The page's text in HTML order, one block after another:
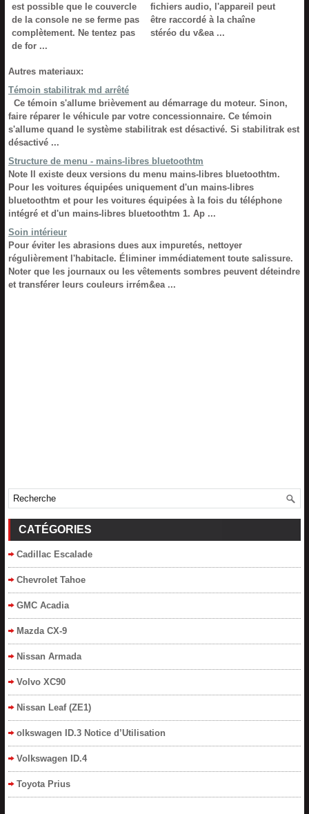
est possible que le couvercle
de la console ne se ferme pas
complètement. Ne tentez pas
de for ...
fichiers audio, l'appareil peut
être raccordé à la chaîne
stéréo du v&ea ...
Autres materiaux:
Témoin stabilitrak md arrêté
Ce témoin s'allume brièvement au démarrage du moteur. Sinon,
faire réparer le véhicule par votre concessionnaire. Ce témoin
s'allume quand le système stabilitrak est désactivé. Si stabilitrak est
désactivé ...
Structure de menu - mains-libres bluetoothtm
Note Il existe deux versions du menu mains-libres bluetoothtm.
Pour les voitures équipées uniquement d'un mains-libres
bluetoothtm et pour les voitures équipées à la fois du téléphone
intégré et d'un mains-libres bluetoothtm 1. Ap ...
Soin intérieur
Pour éviter les abrasions dues aux impuretés, nettoyer
régulièrement l'habitacle. Éliminer immédiatement toute salissure.
Noter que les journaux ou les vêtements sombres peuvent déteindre
et transférer leurs couleurs irrém&ea ...
CATÉGORIES
Cadillac Escalade
Chevrolet Tahoe
GMC Acadia
Mazda CX-9
Nissan Armada
Volvo XC90
Nissan Leaf (ZE1)
olkswagen ID.3 Notice d’Utilisation
Volkswagen ID.4
Toyota Prius